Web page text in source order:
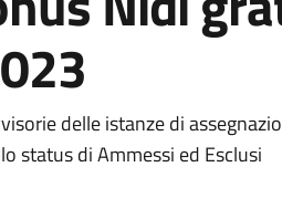
delle istanze di
status di Ammessi ed Esclusi